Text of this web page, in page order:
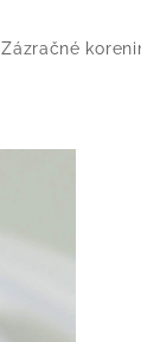
Zázračné